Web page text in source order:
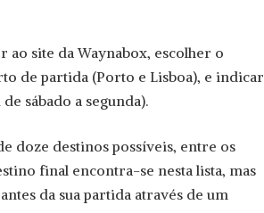
ao site da Waynabox, escolher o
de partida (Porto e Lisboa), e indicar
sábado a segunda).
doze destinos possíveis, entre os
final encontra-se nesta lista, mas
da sua partida através de um